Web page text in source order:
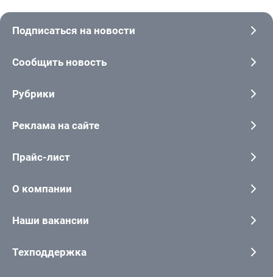
Подписаться на новости
Сообщить новость
Рубрики
Реклама на сайте
Прайс-лист
О компании
Наши вакансии
Техподдержка